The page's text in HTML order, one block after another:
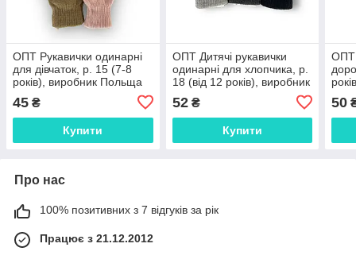
ОПТ Рукавички одинарні
для дівчаток, р. 15 (7-8
років), виробник Польща
45 ₴
Купити
ОПТ Дитячі рукавички
одинарні для хлопчика, р.
18 (від 12 років), виробник
52₴
Купити
ОПТ
50
Про нас
100% позитивних з 7 відгуків за рік
Працює з 21.12.2012